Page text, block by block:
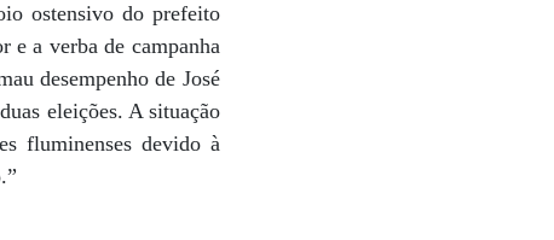
ostensivo do prefeito
e a verba de campanha
desempenho de José
eleições. A situação
fluminenses devido à